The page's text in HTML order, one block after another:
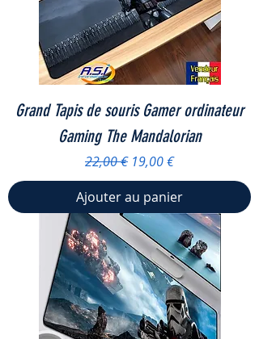
Grand Tapis de souris Gamer ordinateur
Gaming The Mandalorian
Prix original
22,00 € Prix promotionnel
19,00 €
Ajouter au panier